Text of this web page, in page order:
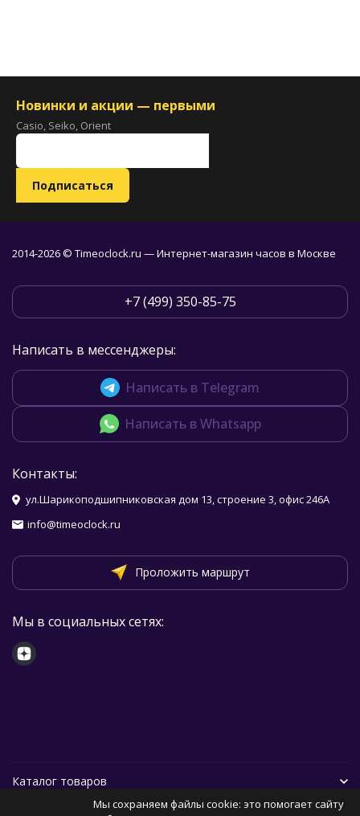
Новинки и акции — первыми
Casio, Seiko, Orient
2014-2026 © Timeoclock.ru — Интернет-магазин часов в Москве
+7 (499) 350-85-75
Написать в мессенджеры:
Написать в Telegram
Написать в Whatsapp
Контакты:
ул.Шарикоподшипниковская дом 13, строение 3, офис 246А
info@timeoclock.ru
Проложить маршрут
Мы в социальных сетях:
Каталог товаров
Мы сохраняем файлы cookie: это помогает сайту